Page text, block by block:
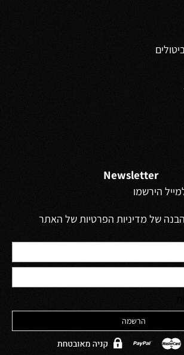
Newsletter
הירשמו
של מדיניות הפרטיות של האתר